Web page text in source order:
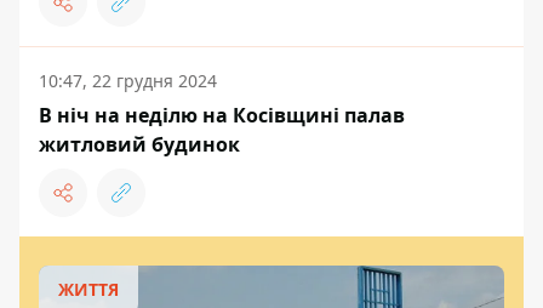
10:47, 22 грудня 2024
В ніч на неділю на Косівщині палав
житловий будинок
ЖИТТЯ